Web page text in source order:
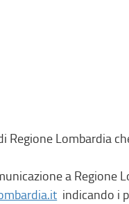
Regione Lombardia
a Regione
indicando i